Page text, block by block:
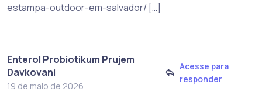
estampa-outdoor-em-salvador/ […]
Enterol Probiotikum Prujem
Davkovani
19 de maio de 2026
Acesse para
responder